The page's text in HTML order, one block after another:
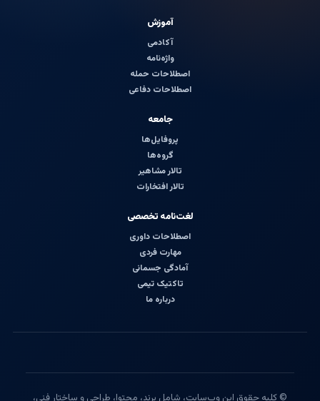
آموزش
آکادمی
واژه‌نامه
اصطلاحات حمله
اصطلاحات دفاعی
جامعه
پروفایل‌ها
گروه‌ها
تالار مشاهیر
تالار افتخارات
لغت‌نامه تخصصی
اصطلاحات داوری
مهارت فردی
آمادگی جسمانی
تاکتیک تیمی
درباره ما
© کلیه حقوق این وب‌سایت، شامل برند، محتوا، طراحی و ساختار فنی،